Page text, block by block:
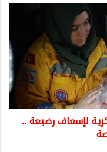
لإسعاف رضيعة ..